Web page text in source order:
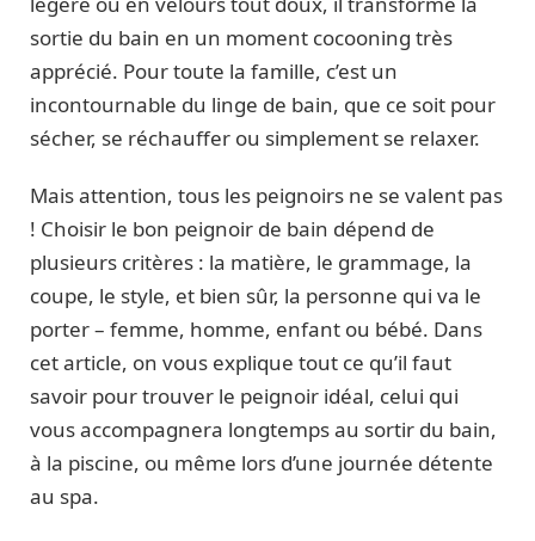
sortie du bain en un moment cocooning très
apprécié. Pour toute la famille, c’est un
incontournable du linge de bain, que ce soit pour
sécher, se réchauffer ou simplement se relaxer.
Mais attention, tous les peignoirs ne se valent pas
! Choisir le bon peignoir de bain dépend de
plusieurs critères : la matière, le grammage, la
coupe, le style, et bien sûr, la personne qui va le
porter – femme, homme, enfant ou bébé. Dans
cet article, on vous explique tout ce qu’il faut
savoir pour trouver le peignoir idéal, celui qui
vous accompagnera longtemps au sortir du bain,
à la piscine, ou même lors d’une journée détente
au spa.